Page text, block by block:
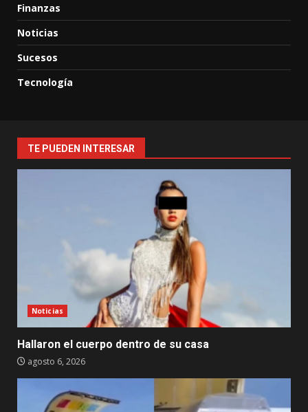
Finanzas
Noticias
Sucesos
Tecnología
TE PUEDEN INTERESAR
Noticias
Hallaron el cuerpo dentro de su casa
agosto 6, 2026